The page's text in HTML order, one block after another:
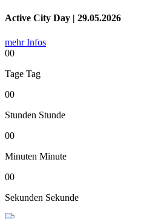
Active City Day | 29.05.2026
mehr Infos
00
Tage Tag
00
Stunden Stunde
00
Minuten Minute
00
Sekunden Sekunde